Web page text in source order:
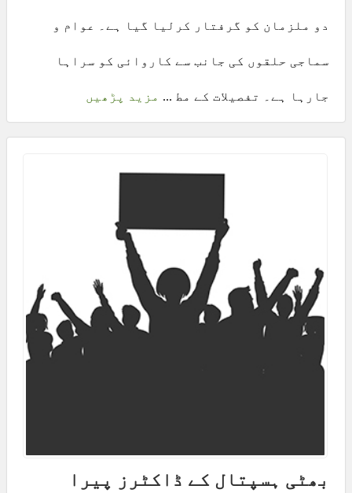
دو ملزمان کو گرفتار کرلیا گیا ہے۔ عوام و
سماجی حلقوں کی جانب سے کاروائی کو سراہا
جارہا ہے۔ تفصیلات کے مط ... مزید پڑھیں
بھٹی ہسپتال کے ڈاکٹرز پیرا